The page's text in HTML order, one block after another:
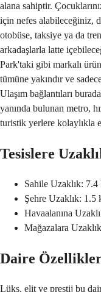
alana sahiptir.
için nefes alabileceğiniz,
otobüse, taksiye ya da
arkadaşlarla latte
Park'taki gibi markalı
tümüne yakındır ve
Ulaşım bağlantıları
yanında bulunan metro,
turistik yerlere kolaylıkla
Tesislere
Sahile Uzaklık: 7.4
Şehre Uzaklık: 1.5
Havaalanına
Mağazalara
Daire
Lüks, elit ve prestij bu